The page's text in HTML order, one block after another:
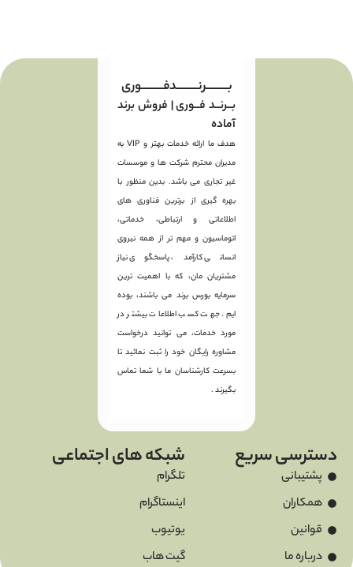
بـــــــــرنـــــــــدفـــــــــوری
بــرنــد فــوری | فروش برند
آماده
هدف ما ارائه خدمات بهتر و VIP به
مدیران محترم شرکت ها و موسسات
غیر تجاری می باشد. بدین منظور با
بهره گیری از برترین فناوری های
اطلاعاتی و ارتباطی، خدماتی،
اتوماسیون و مهم تر از همه نیروی
انسانی کارآمد، پاسخگوی نیاز
مشتریان مان، که با اهمیت ترین
سرمایه بورس برند می باشند، بوده
ایم. جهت کسب اطلاعات بیشتر در
مورد خدمات، می توانید درخواست
مشاوره رایگان خود را ثبت نمائید تا
بسرعت کارشناسان ما با شما تماس
بگیرند .
دسترسی سریع
پشتیبانی
همکاران
قوانین
درباره ما
شبکه های اجتماعی
تلگرام
اینستاگرام
یوتیوب
گیت هاب